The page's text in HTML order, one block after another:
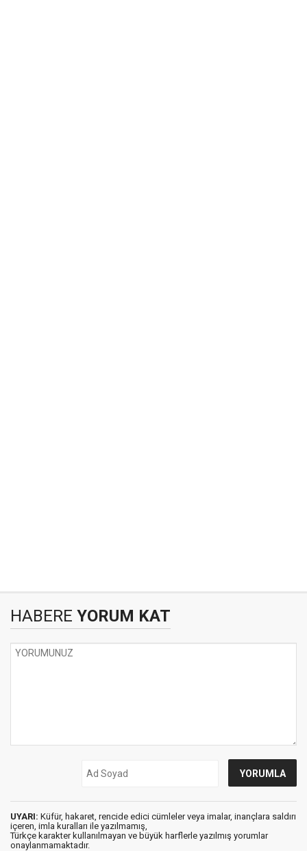
HABERE YORUM KAT
UYARI: Küfür, hakaret, rencide edici cümleler veya imalar, inançlara saldırı
içeren, imla kuralları ile yazılmamış,
Türkçe karakter kullanılmayan ve büyük harflerle yazılmış yorumlar
onaylanmamaktadır.